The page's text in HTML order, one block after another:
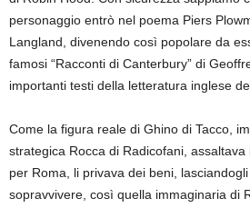
personaggio entrò nel poema Piers
Langland, divenendo così popolare da
famosi “Racconti di Canterbury” di
importanti testi della letteratura inglese
Come la figura reale di Ghino di Tacco,
strategica Rocca di Radicofani,
per Roma, li privava dei beni,
sopravvivere, così quella immaginaria di